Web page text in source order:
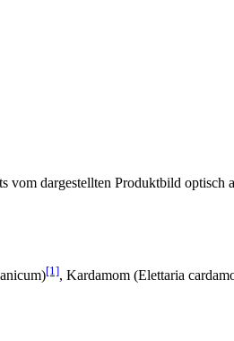
vom dargestellten Produktbild optisch
[1], Kardamom (Elettaria